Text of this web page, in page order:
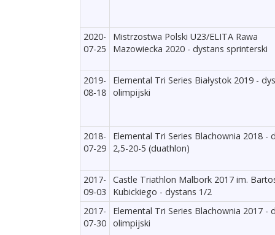
2020-
07-25
Mistrzostwa Polski U23/ELITA Rawa
Mazowiecka 2020 - dystans sprinterski
2019-
08-18
Elemental Tri Series Białystok 2019 -
olimpijski
2018-
07-29
Elemental Tri Series Blachownia 2018 -
2,5-20-5 (duathlon)
2017-
09-03
Castle Triathlon Malbork 2017 im.
Kubickiego - dystans 1/2
2017-
07-30
Elemental Tri Series Blachownia 2017 -
olimpijski